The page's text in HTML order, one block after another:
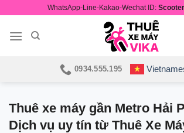
content
WhatsApp-Line-Kakao-Wechat ID:
0934.555.195
Thuê xe máy gần Metro Hải
Dịch vụ uy tín từ Thuê Xe